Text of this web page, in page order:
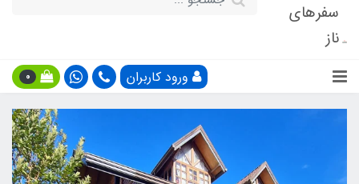
سفرهای
ناز
ورود کاربران 0